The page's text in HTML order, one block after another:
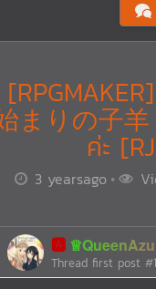
まりの子羊
ค่ะ
3 yearsago
🅰️
Thread first post #1